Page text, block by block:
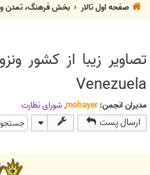
صفحه اول تالار
بخش فرهنگ، تمدن
Venezuela
مدیران انجمن: mohayer
,شوراي نظارت
ارسال پست